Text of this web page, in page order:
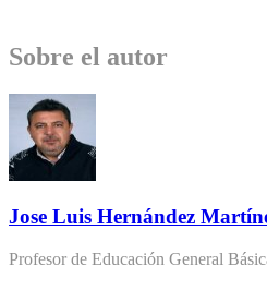
Sobre el autor
Jose Luis Hernández
Profesor de Educación General